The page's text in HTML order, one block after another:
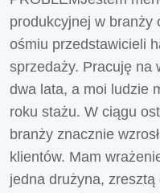
produkcyjnej w branży
ośmiu przedstawicieli
sprzedaży. Pracuję na
dwa lata, a moi ludzie
roku stażu. W ciągu
branży znacznie
klientów. Mam
jedna drużyna, zresztą